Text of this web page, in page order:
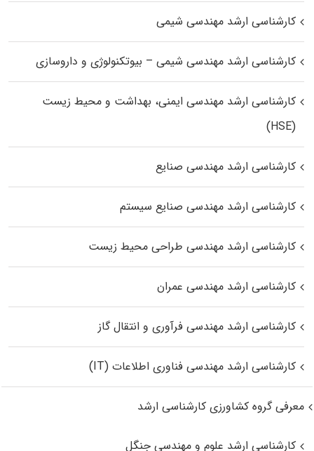
کارشناسی ارشد مهندسی شیمی
کارشناسی ارشد مهندسی شیمی – بیوتکنولوژی و داروسازی
کارشناسی ارشد مهندسی ایمنی، بهداشت و محیط زیست
(HSE)
کارشناسی ارشد مهندسی صنایع
کارشناسی ارشد مهندسی صنایع سیستم
کارشناسی ارشد مهندسی طراحی محیط زیست
کارشناسی ارشد مهندسی عمران
کارشناسی ارشد مهندسی فرآوری و انتقال گاز
کارشناسی ارشد مهندسی فناوری اطلاعات (IT)
معرفی گروه کشاورزی کارشناسی ارشد
کارشناسی ارشد علوم و مهندسی جنگل